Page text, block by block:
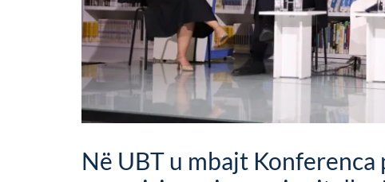
Në UBT u mbajt